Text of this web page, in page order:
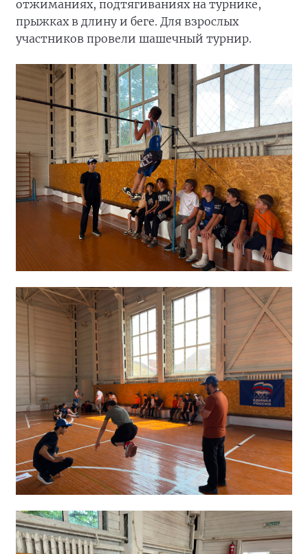
отжиманиях, подтягиваниях на турнике,
прыжках в длину и беге. Для взрослых
участников провели шашечный турнир.